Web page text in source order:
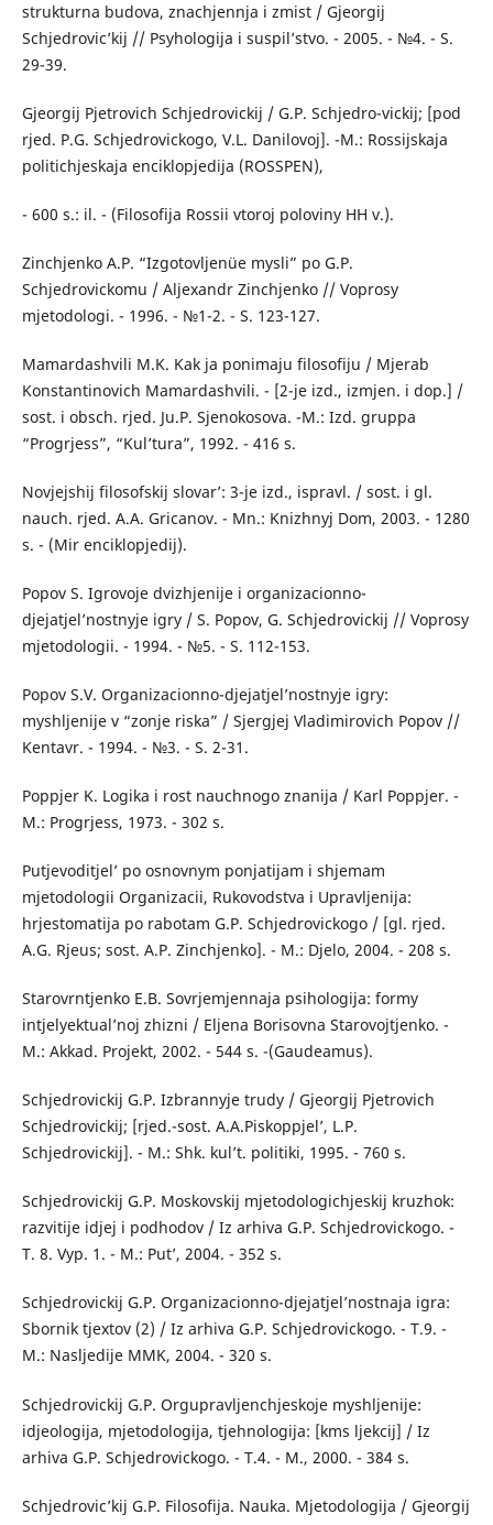
strukturna budova, znachjennja i zmist / Gjeorgij
Schjedrovic’kij // Psyhologija i suspil’stvo. - 2005. - №4. - S.
29-39.
Gjeorgij Pjetrovich Schjedrovickij / G.P. Schjedro-vickij; [pod
rjed. P.G. Schjedrovickogo, V.L. Danilovoj]. -M.: Rossijskaja
politichjeskaja enciklopjedija (ROSSPEN),
- 600 s.: il. - (Filosofija Rossii vtoroj poloviny HH v.).
Zinchjenko A.P. “Izgotovljenüe mysli” po G.P.
Schjedrovickomu / Aljexandr Zinchjenko // Voprosy
mjetodologi. - 1996. - №1-2. - S. 123-127.
Mamardashvili M.K. Kak ja ponimaju filosofiju / Mjerab
Konstantinovich Mamardashvili. - [2-je izd., izmjen. i dop.] /
sost. i obsch. rjed. Ju.P. Sjenokosova. -M.: Izd. gruppa
“Progrjess”, “Kul’tura”, 1992. - 416 s.
Novjejshij filosofskij slovar’: 3-je izd., ispravl. / sost. i gl.
nauch. rjed. A.A. Gricanov. - Mn.: Knizhnyj Dom, 2003. - 1280
s. - (Mir enciklopjedij).
Popov S. Igrovoje dvizhjenije i organizacionno-
djejatjel’nostnyje igry / S. Popov, G. Schjedrovickij // Voprosy
mjetodologii. - 1994. - №5. - S. 112-153.
Popov S.V. Organizacionno-djejatjel’nostnyje igry:
myshljenije v “zonje riska” / Sjergjej Vladimirovich Popov //
Kentavr. - 1994. - №3. - S. 2-31.
Poppjer K. Logika i rost nauchnogo znanija / Karl Poppjer. -
M.: Progrjess, 1973. - 302 s.
Putjevoditjel’ po osnovnym ponjatijam i shjemam
mjetodologii Organizacii, Rukovodstva i Upravljenija:
hrjestomatija po rabotam G.P. Schjedrovickogo / [gl. rjed.
A.G. Rjeus; sost. A.P. Zinchjenko]. - M.: Djelo, 2004. - 208 s.
Starovrntjenko E.B. Sovrjemjennaja psihologija: formy
intjelyektual’noj zhizni / Eljena Borisovna Starovojtjenko. -
M.: Akkad. Projekt, 2002. - 544 s. -(Gaudeamus).
Schjedrovickij G.P. Izbrannyje trudy / Gjeorgij Pjetrovich
Schjedrovickij; [rjed.-sost. A.A.Piskoppjel’, L.P.
Schjedrovickij]. - M.: Shk. kul’t. politiki, 1995. - 760 s.
Schjedrovickij G.P. Moskovskij mjetodologichjeskij kruzhok:
razvitije idjej i podhodov / Iz arhiva G.P. Schjedrovickogo. -
T. 8. Vyp. 1. - M.: Put’, 2004. - 352 s.
Schjedrovickij G.P. Organizacionno-djejatjel’nostnaja igra:
Sbornik tjextov (2) / Iz arhiva G.P. Schjedrovickogo. - T.9. -
M.: Nasljedije MMK, 2004. - 320 s.
Schjedrovickij G.P. Orgupravljenchjeskoje myshljenije:
idjeologija, mjetodologija, tjehnologija: [kms ljekcij] / Iz
arhiva G.P. Schjedrovickogo. - T.4. - M., 2000. - 384 s.
Schjedrovic’kij G.P. Filosofija. Nauka. Mjetodologija / Gjeorgij